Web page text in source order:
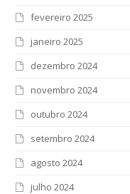
fevereiro 2025
janeiro 2025
dezembro 2024
novembro 2024
outubro 2024
setembro 2024
agosto 2024
julho 2024